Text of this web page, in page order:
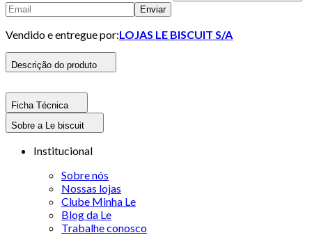
Enviar
Vendido e entregue por:LOJAS LE BISCUIT S/A
Descrição do produto
Ficha Técnica
Sobre a Le biscuit
Institucional
Sobre nós
Nossas lojas
Clube Minha Le
Blog da Le
Trabalhe conosco